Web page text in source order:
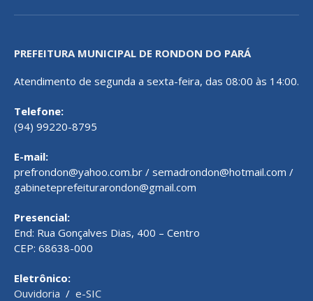
PREFEITURA MUNICIPAL DE RONDON DO PARÁ
Atendimento de segunda a sexta-feira, das 08:00 às 14:00.
Telefone:
(94) 99220-8795
E-mail:
prefrondon@yahoo.com.br / semadrondon@hotmail.com /
gabineteprefeiturarondon@gmail.com
Presencial:
End: Rua Gonçalves Dias, 400 – Centro
CEP: 68638-000
Eletrônico:
Ouvidoria / e-SIC